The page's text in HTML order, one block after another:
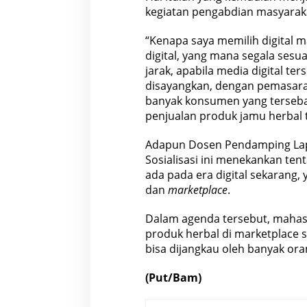
kegiatan pengabdian
“Kenapa saya memilih digital
digital, yang mana segala
jarak, apabila media digital
disayangkan, dengan
banyak konsumen yang
penjualan produk jamu herbal
Adapun Dosen Pendamping
Sosialisasi ini menekankan
ada pada era digital sekarang,
dan marketplace.
Dalam agenda tersebut,
produkherbal di marketplace
bisa dijangkau oleh banyak
(Put/Bam)